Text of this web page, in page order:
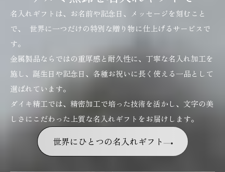
名入れギフトは、お名前や記念日、メッセージを刻むこと
で、 世界に一つだけの特別な贈り物に仕上げるサービスで
す。
金属製品ならではの重厚感と耐久性に、丁寧な名入れ加工を
施し、誕生日や記念日、各種お祝いに長く使える一品として
選ばれています。
ダイキ精工では、精密加工で培った技術を活かし、文字の美
しさにこだわった上質な名入れギフトをお届けします。
世界にひとつの名入れギフト